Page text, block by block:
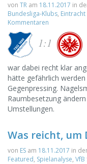
von TR am 18.11.2017 in
Bundesliga-Klubs,
Kommentaren
1:1
war dabei recht klar
hätte gefährlich
Gegenpressing.
Raumbesetzung
Umstellungen.
Was reicht, um
von ES am 18.11.2017 in
Featured, Spielanalyse, VfB